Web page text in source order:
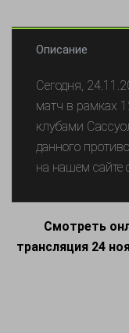
Описание
Сегодня,
матч в рамках
клубами
данного
на нашем сайте
Смотреть
трансляция 24